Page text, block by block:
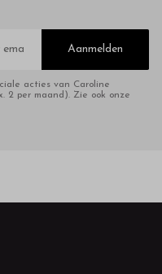
Aanmelden
acties van Caroline
2 per maand). Zie ook onze